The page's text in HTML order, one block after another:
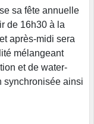
sa fête annuelle
de 16h30 à la
après-midi sera
mélangeant
et de water-
synchronisée ainsi